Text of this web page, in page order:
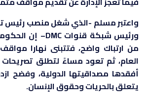
واعتبر مسلم -الذي شغل منصب رئيس
ورئيس شبكة قنواتDMC– إن
من ارتباك واضح، فتتبنى نهارا
العام، ثم تعود مساءً لتطلق تصريحات
أفقدها مصداقيتها الدولية، وفضح
يتعلق بالحريات وحقوق الإنسان.